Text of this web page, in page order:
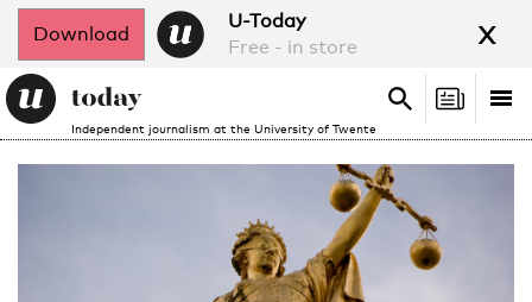
Download
U-Today
Free - in store
x
Independent journalism at the University of Twente
Search
Search